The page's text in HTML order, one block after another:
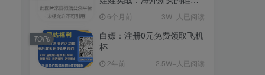
6个月前 3W+人已阅读
白嫖：注册0元免费领取飞机
杯
2年前 2.5W+人已阅读
TOP6